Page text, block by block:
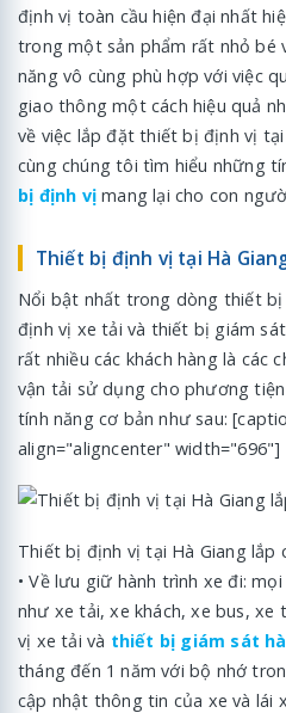
định vị toàn cầu hiện đại nhất
trong một sản phẩm rất nhỏ bé
năng vô cùng phù hợp với việc
giao thông một cách hiệu quả
về việc lắp đặt thiết bị định vị
cùng chúng tôi tìm hiểu những
bị định vị mang lại cho con
Thiết bị định vị tại Hà
Nổi bật nhất trong dòng thiết
định vị xe tải và thiết bị giám
rất nhiều các khách hàng là các
vận tải sử dụng cho phương
tính năng cơ bản như sau:
align="aligncenter" width="696"]
Thiết bị định vị tại Hà Giang
• Về lưu giữ hành trình xe đi:
như xe tải, xe khách, xe bus,
vị xe tải và thiết bị giám sát
tháng đến 1 năm với bộ nhớ
cập nhật thông tin của xe và lái